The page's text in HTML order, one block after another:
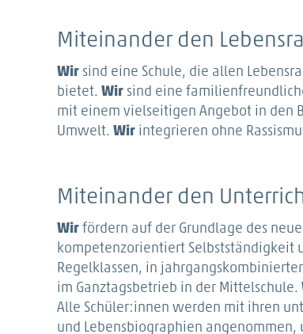
Miteinander den
Wir sind eine Schule, die allen
bietet. Wir sind eine
mit einem vielseitigen Angebot in den
Umwelt. Wir integrieren ohne
Miteinander den
Wir fördern auf der Grundlage des
kompetenzorientiert Selbstständigkeit
Regelklassen, in
im Ganztagsbetrieb in der Mittelschule.
Alle Schüler:innen werden mit ihren
und Lebensbiographien